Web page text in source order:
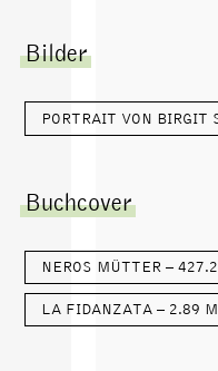
Bilder
PORTRAIT VON BIRGIT
Buchcover
NEROS MÜTTER –
LA FIDANZATA – 2.89